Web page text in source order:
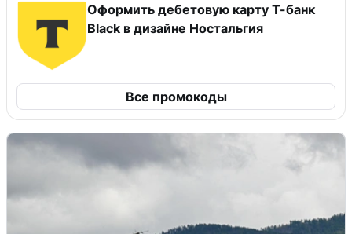
Оформить дебетовую карту Т-банк
Black в дизайне Ностальгия
Все промокоды